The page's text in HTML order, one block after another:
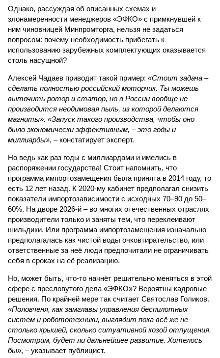
Однако, рассуждая об описанных схемах и
злонамеренности менеджеров «ЭФКО» с примкнувшей к
ним чиновницей Минпромторга, нельзя не задаться
вопросом: почему необходимость прибегать к
использованию зарубежных комплектующих оказывается
столь насущной?
Алексей Чадаев приводит такой пример: «Стоит задача –
сделать полностью российский моторчик. Ты можешь
выточить ротор и статор, но в России вообще не
производится неодимовая пыль, из которой делаются
магниты». «Запуск такого производства, чтобы оно
было экономически эффективным, – это годы и
миллиарды», – констатирует эксперт.
Но ведь как раз годы с миллиардами и имелись в
распоряжении государства! Стоит напомнить, что
программа импортозамещения была принята в 2014 году, то
есть 12 лет назад. К 2020-му кабинет предполагал снизить
показатели импортозависимости с исходных 70–90 до 50–
60%. На дворе 2026-й – во многих отечественных отраслях
производители только и заняты тем, что переклеивают
шильдики. Или программа импортозамещения изначально
предполагалась как чистой воды очковтирательство, или
ответственные за неё люди предпочитали не ограничивать
себя в сроках на её реализацию.
Но, может быть, что-то начнёт решительно меняться в этой
сфере с пресловутого дела «ЭФКО»? Вероятны кадровые
решения. По крайней мере так считает Святослав Голиков.
«Половченя, как замглавы управления беспилотных
систем и робототехники, выглядит пока всё же не
столько крышей, сколько ситуативной козой отпущения.
Посмотрим, будет ли дальнейшее развитие. Хотелось
бы», – указывает публицист.